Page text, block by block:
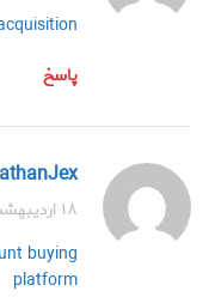
پاسخ
NathanJex
۱۸ اردیبهشت ۱۴۰۴ در ۱:۳۵ ب.ظ
buying
platform